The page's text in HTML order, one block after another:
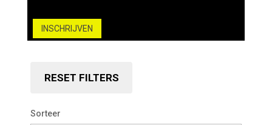
INSCHRIJVEN
RESET FILTERS
Sorteer